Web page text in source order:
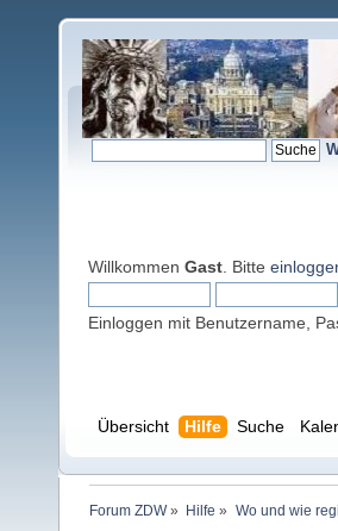
Willkommen Gast . Bitte
Einloggen mit Benutzername,
Übersicht Hilfe Suche
Forum ZDW» Hilfe » Wo und wie